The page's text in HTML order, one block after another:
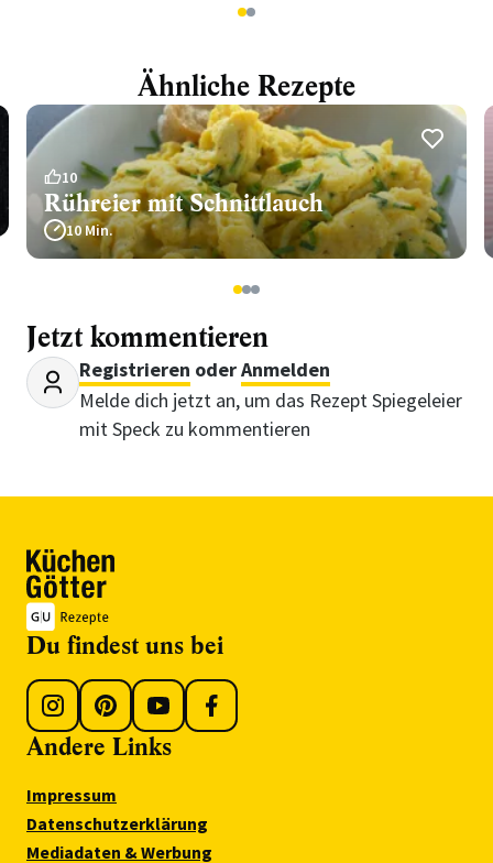
12
Ähnliche Rezepte
10
Rühreier mit Schnittlauch
10 Min.
123
Jetzt kommentieren
Registrieren oderAnmelden
Melde dich jetzt an, um das Rezept Spiegeleier
mit Speck zu kommentieren
Du findest uns bei
Andere Links
Impressum
Datenschutzerklärung
Mediadaten & Werbung